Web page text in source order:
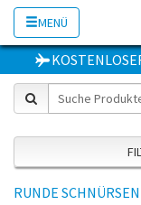
MENÜ
RUNDE